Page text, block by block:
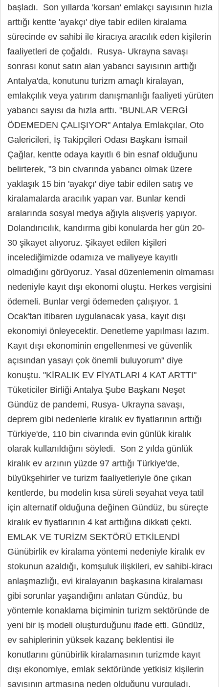
başladı. Son yıllarda 'korsan' emlakçı sayısının hızla
arttığı kentte 'ayakçı' diye tabir edilen kiralama
sürecinde ev sahibi ile kiracıya aracılık eden kişilerin
faaliyetleri de çoğaldı. Rusya- Ukrayna savaşı
sonrası konut satın alan yabancı sayısının arttığı
Antalya'da, konutunu turizm amaçlı kiralayan,
emlakçılık veya yatırım danışmanlığı faaliyeti yürüten
yabancı sayısı da hızla arttı. "BUNLAR VERGİ
ÖDEMEDEN ÇALIŞIYOR" Antalya Emlakçılar, Oto
Galericileri, İş Takipçileri Odası Başkanı İsmail
Çağlar, kentte odaya kayıtlı 6 bin esnaf olduğunu
belirterek, "3 bin civarında yabancı olmak üzere
yaklaşık 15 bin 'ayakçı' diye tabir edilen satış ve
kiralamalarda aracılık yapan var. Bunlar kendi
aralarında sosyal medya ağıyla alışveriş yapıyor.
Dolandırıcılık, kandırma gibi konularda her gün 20-
30 şikayet alıyoruz. Şikayet edilen kişileri
incelediğimizde odamıza ve maliyeye kayıtlı
olmadığını görüyoruz. Yasal düzenlemenin olmaması
nedeniyle kayıt dışı ekonomi oluştu. Herkes vergisini
ödemeli. Bunlar vergi ödemeden çalışıyor. 1
Ocak'tan itibaren uygulanacak yasa, kayıt dışı
ekonomiyi önleyecektir. Denetleme yapılması lazım.
Kayıt dışı ekonominin engellenmesi ve güvenlik
açısından yasayı çok önemli buluyorum" diye
konuştu. "KİRALIK EV FİYATLARI 4 KAT ARTTI"
Tüketiciler Birliği Antalya Şube Başkanı Neşet
Gündüz de pandemi, Rusya- Ukrayna savaşı,
deprem gibi nedenlerle kiralık ev fiyatlarının arttığı
Türkiye'de, 110 bin civarında evin günlük kiralık
olarak kullanıldığını söyledi. Son 2 yılda günlük
kiralık ev arzının yüzde 97 arttığı Türkiye'de,
büyükşehirler ve turizm faaliyetleriyle öne çıkan
kentlerde, bu modelin kısa süreli seyahat veya tatil
için alternatif olduğuna değinen Gündüz, bu süreçte
kiralık ev fiyatlarının 4 kat arttığına dikkati çekti.
EMLAK VE TURİZM SEKTÖRÜ ETKİLENDİ
Günübirlik ev kiralama yöntemi nedeniyle kiralık ev
stokunun azaldığı, komşuluk ilişkileri, ev sahibi-kiracı
anlaşmazlığı, evi kiralayanın başkasına kiralaması
gibi sorunlar yaşandığını anlatan Gündüz, bu
yöntemle konaklama biçiminin turizm sektöründe de
yeni bir iş modeli oluşturduğunu ifade etti. Gündüz,
ev sahiplerinin yüksek kazanç beklentisi ile
konutlarını günübirlik kiralamasının turizmde kayıt
dışı ekonomiye, emlak sektöründe yetkisiz kişilerin
sayısının artmasına neden olduğunu vurguladı.